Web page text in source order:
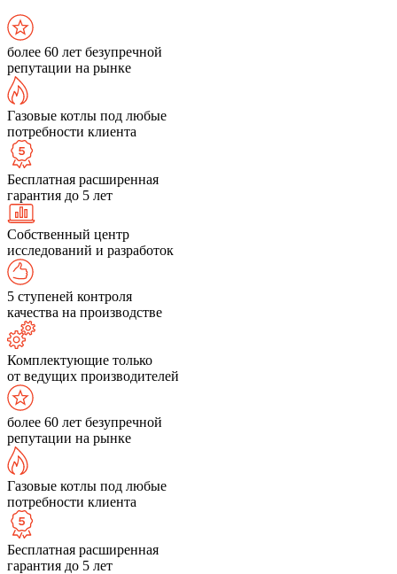
более 60 лет безупречной
репутации на рынке
Газовые котлы под любые
потребности клиента
Бесплатная расширенная
гарантия до 5 лет
Собственный центр
исследований и разработок
5 ступеней контроля
качества на производстве
Комплектующие только
от ведущих производителей
более 60 лет безупречной
репутации на рынке
Газовые котлы под любые
потребности клиента
Бесплатная расширенная
гарантия до 5 лет